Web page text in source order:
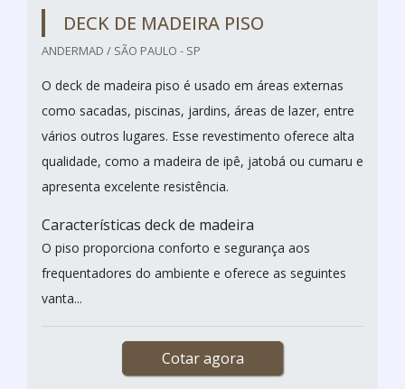
DECK DE MADEIRA PISO
ANDERMAD / SÃO PAULO - SP
O deck de madeira piso é usado em áreas externas
como sacadas, piscinas, jardins, áreas de lazer, entre
vários outros lugares. Esse revestimento oferece alta
qualidade, como a madeira de ipê, jatobá ou cumaru e
apresenta excelente resistência.
Características deck de madeira
O piso proporciona conforto e segurança aos
frequentadores do ambiente e oferece as seguintes
vanta...
Cotar agora